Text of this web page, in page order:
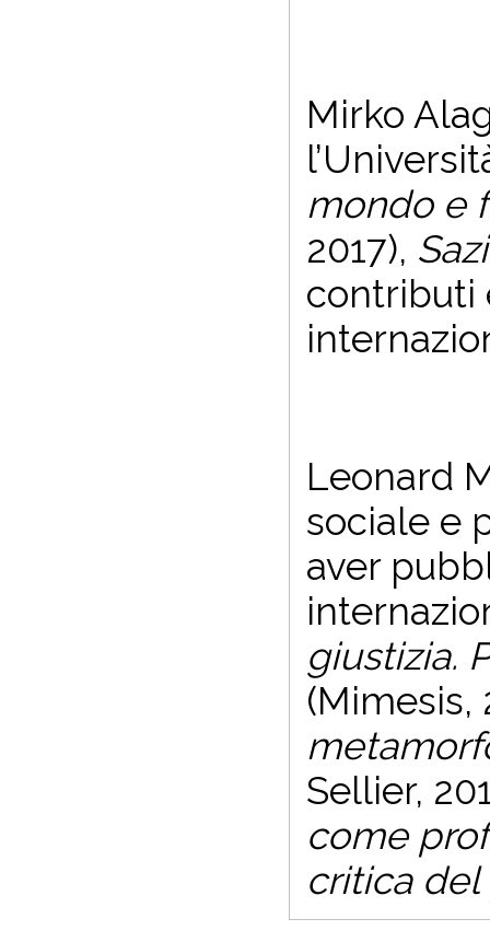
Mirko
mondo e
2017),
contributi
Leonard
sociale e
aver
giustizia.
(Mimesis,
Sellier,
come
critica